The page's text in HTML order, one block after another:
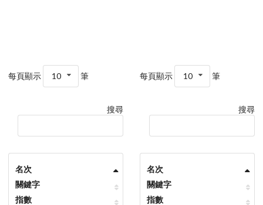
每頁顯示 10 筆
搜尋
名次
關鍵字
指數
每頁顯示 10 筆
搜尋
名次
關鍵字
指數